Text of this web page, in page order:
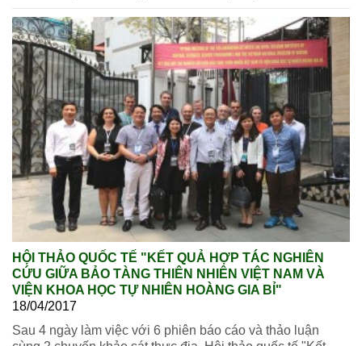
HỘI THẢO QUỐC TẾ "KẾT QUẢ HỢP TÁC NGHIÊN
CỨU GIỮA BẢO TÀNG THIÊN NHIÊN VIỆT NAM VÀ
VIỆN KHOA HỌC TỰ NHIÊN HOÀNG GIA BỈ"
18/04/2017
Sau 4 ngày làm việc với 6 phiên báo cáo và thảo luận